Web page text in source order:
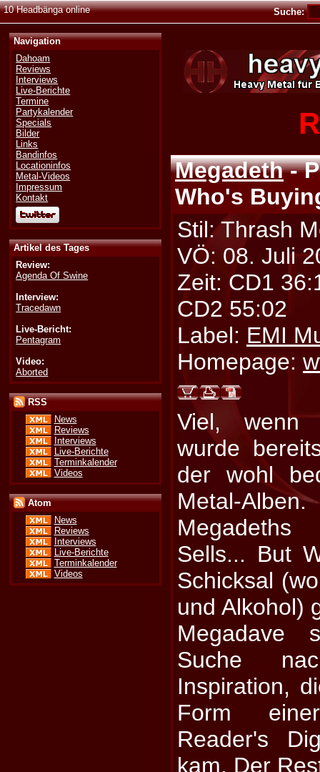
10 Headbänga online Suche:
Navigation
Dahoam
Reviews
Interviews
Live-Berichte
Termine
Partykalender
Specials
Bilder
Links
Bandinfos
Locationinfos
Metal-Videos
Impressum
Kontakt
Artikel des Tages
Review:
Agenda Of Swine
Interview:
Tracedawn
Live-Bericht:
Pentagram
Video:
Aborted
RSS
News
Reviews
Interviews
Live-Berichte
Terminkalender
Videos
Atom
News
Reviews
Interviews
Live-Berichte
Terminkalender
Videos
Megadeth-
Who's
Stil: Thrash
VÖ: 08. Juli
Zeit: CD1
CD2 55:02
Label: EMI
Homepage:
Viel, wenn
wurde
der wohl
Metal-
Megadeths
Sells... But
Schicksal
und Alkohol)
Megadave
Suche
Inspiration,
Form
Reader's
kam. Der